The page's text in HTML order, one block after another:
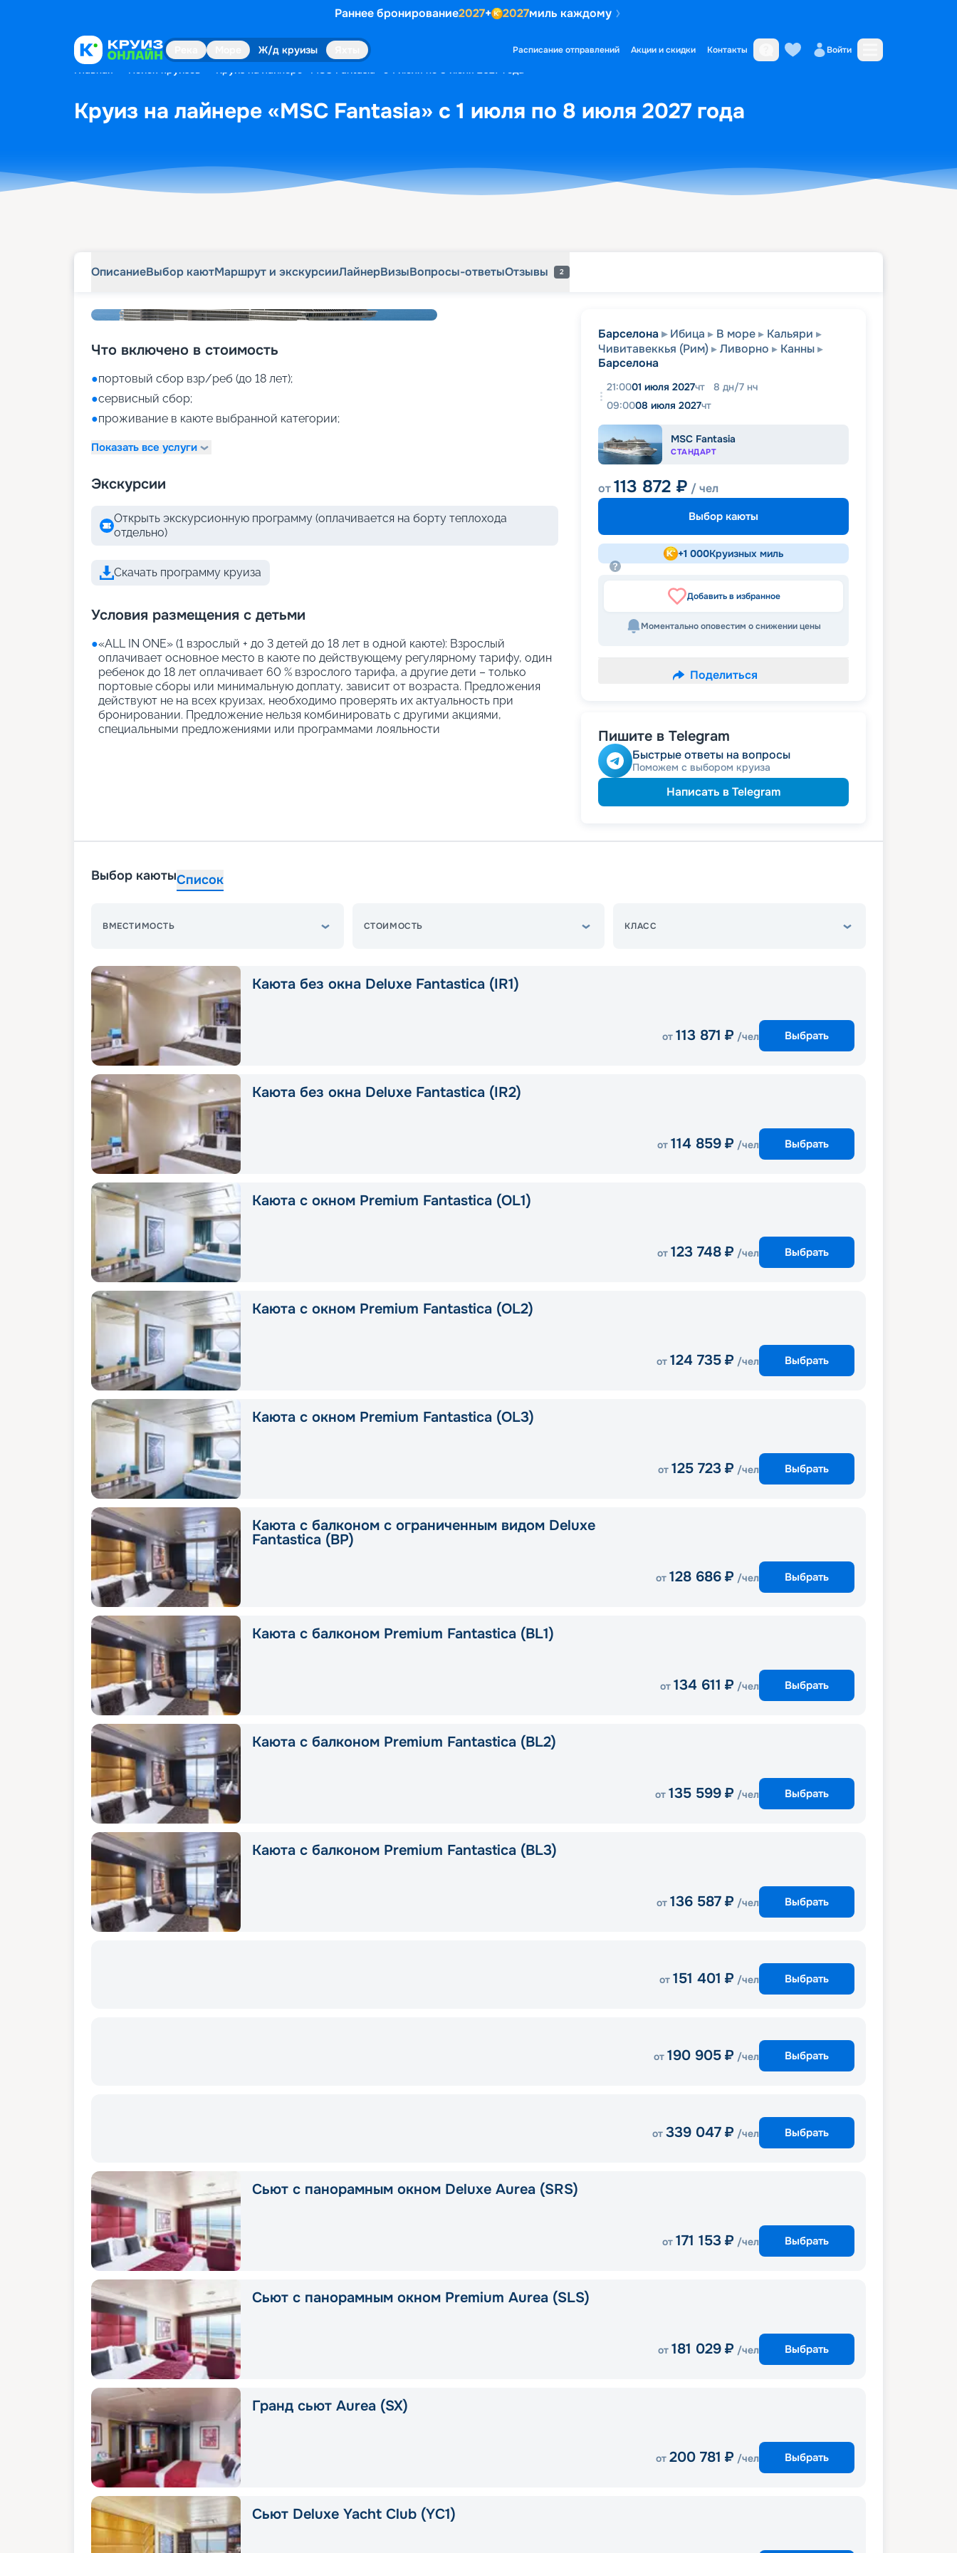
Раннее бронирование2027+ 2027миль каждому
Ж/д круизы Расписание отправлений Акции и скидки Контакты Войти
Главная Поиск круизов Круиз на лайнере «MSC Fantasia» с 1 июля по 8 июля 2027 года
Круиз на лайнере «MSC Fantasia» с 1 июля по 8 июля 2027 года
ОписаниеВыбор каютМаршрут и экскурсииЛайнерВизыВопросы-ответыОтзывы 2
Что включено в стоимость
●портовый сбор взр/реб (до 18 лет);
●сервисный сбор;
●проживание в каюте выбранной категории;
Показать все услуги
Экскурсии
Открыть экскурсионную программу (оплачивается на борту теплохода
отдельно)
Скачать программу круиза
Условия размещения с детьми
●«АLL IN ONE» (1 взрослый + до 3 детей до 18 лет в одной каюте): Взрослый
оплачивает основное место в каюте по действующему регулярному тарифу, один
ребенок до 18 лет оплачивает 60 % взрослого тарифа, а другие дети – только
портовые сборы или минимальную доплату, зависит от возраста. Предложения
действуют не на всех круизах, необходимо проверять их актуальность при
бронировании. Предложение нельзя комбинировать с другими акциями,
специальными предложениями или программами лояльности
Барселона Ибица В море
Кальяри
Чивитавеккья (Рим)
Ливорно
Канны
Барселона
21:0001 июля 2027чт 8 дн/7 нч
09:0008 июля 2027чт
MSC Fantasia
СТАНДАРТ
от113 872 ₽ / чел
Выбор каюты
+1 000Круизных миль
Добавить в избранное
Моментально оповестим о снижении цены
Поделиться
Пишите в Telegram
Быстрые ответы на вопросы
Поможем с выбором круиза
Написать в Telegram
Выбор каютыСписок
ВМЕСТИМОСТЬ СТОИМОСТЬ КЛАСС
Каюта без окна Deluxe Fantastica (IR1)
от 113 871 ₽ /чел Выбрать
Каюта без окна Deluxe Fantastica (IR2)
от 114 859 ₽ /чел Выбрать
Каюта с окном Premium Fantastica (OL1)
от 123 748 ₽ /чел Выбрать
Каюта с окном Premium Fantastica (OL2)
от 124 735 ₽ /чел Выбрать
Каюта с окном Premium Fantastica (OL3)
от 125 723 ₽ /чел Выбрать
Каюта с балконом с ограниченным видом Deluxe
Fantastica (BP)
от 128 686 ₽ /чел Выбрать
Каюта с балконом Premium Fantastica (BL1)
от 134 611 ₽ /чел Выбрать
Каюта с балконом Premium Fantastica (BL2)
от 135 599 ₽ /чел Выбрать
Каюта с балконом Premium Fantastica (BL3)
от 136 587 ₽ /чел Выбрать
от 151 401 ₽ /чел Выбрать
от 190 905 ₽ /чел Выбрать
от 339 047 ₽ /чел Выбрать
Сьют с панорамным окном Deluxe Aurea (SRS)
от 171 153 ₽ /чел Выбрать
Сьют с панорамным окном Premium Aurea (SLS)
от 181 029 ₽ /чел Выбрать
Гранд сьют Aurea (SX)
от 200 781 ₽ /чел Выбрать
Сьют Deluxe Yacht Club (YC1)